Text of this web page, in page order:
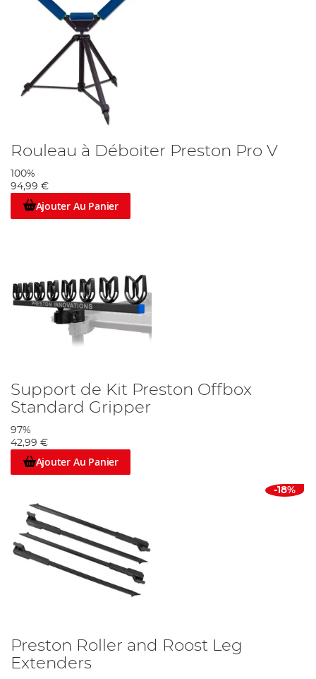
Rouleau à Déboiter Preston Pro V
100%
94,99 €
Ajouter Au Panier
Support de Kit Preston Offbox
Standard Gripper
97%
42,99 €
Ajouter Au Panier
-18%
Preston Roller and Roost Leg
Extenders